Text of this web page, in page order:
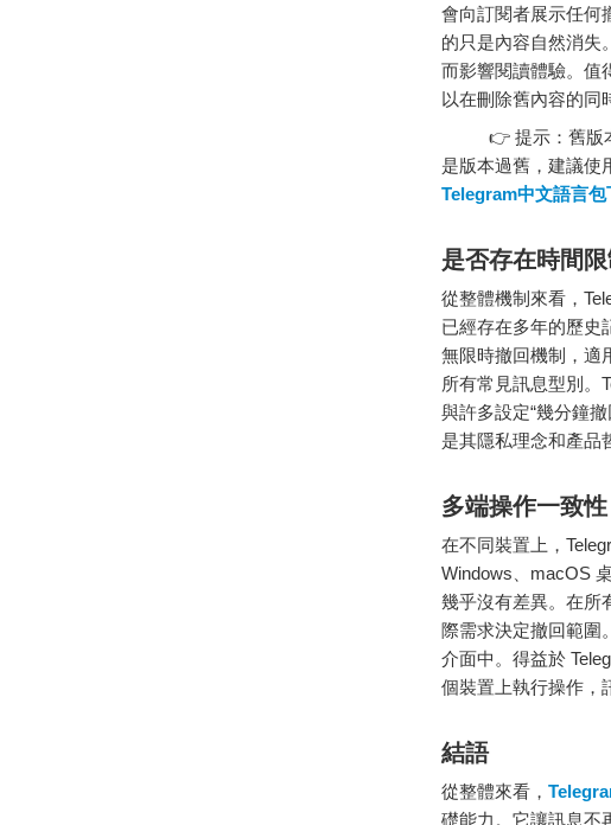
會向訂閱者展示任何
的只是內容自然消失
而影響閱讀體驗。值
以在刪除舊內容的同
👉 提示：舊版本
是版本過舊，建議使
Telegram中文語言包
是否存在時間限
從整體機制來看，
已經存在多年的歷史
無限時撤回機制，適
所有常見訊息型別。
與許多設定“幾分鐘
是其隱私理念和產品
多端操作一致性
在不同裝置上，
Windows、macOS
幾乎沒有差異。在所
際需求決定撤回範圍
介面中。得益於
個裝置上執行操作，
結語
從整體來看，
礎能力。它讓訊息不